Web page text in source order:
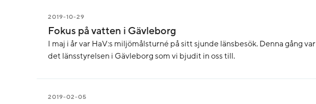
2019-10-29
Fokus på vatten i Gävleborg
I maj i år var HaV:s miljömålsturné på sitt sjunde länsbesök. Denna gång var
det länsstyrelsen i Gävleborg som vi bjudit in oss till.
2019-02-05